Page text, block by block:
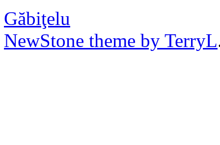
Găbiţelu
NewStone theme by TerryL